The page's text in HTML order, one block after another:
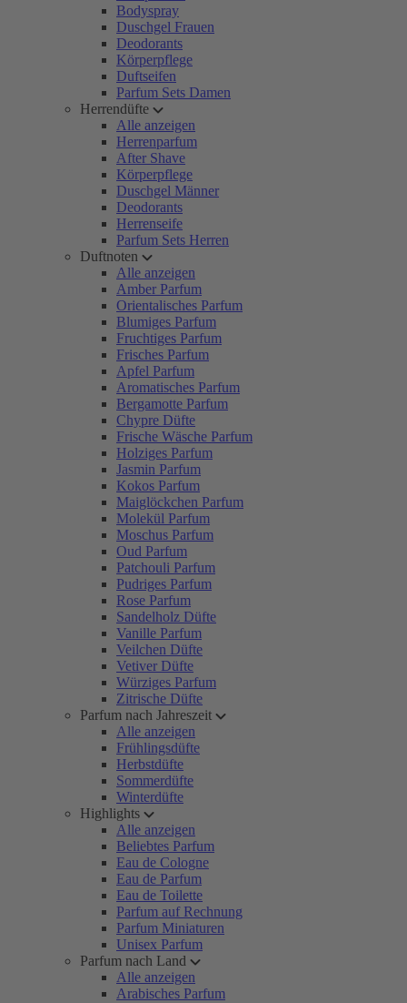
Bodyspray
Duschgel Frauen
Deodorants
Körperpflege
Duftseifen
Parfum Sets Damen
Herrendüfte
Alle anzeigen
Herrenparfum
After Shave
Körperpflege
Duschgel Männer
Deodorants
Herrenseife
Parfum Sets Herren
Duftnoten
Alle anzeigen
Amber Parfum
Orientalisches Parfum
Blumiges Parfum
Fruchtiges Parfum
Frisches Parfum
Apfel Parfum
Aromatisches Parfum
Bergamotte Parfum
Chypre Düfte
Frische Wäsche Parfum
Holziges Parfum
Jasmin Parfum
Kokos Parfum
Maiglöckchen Parfum
Molekül Parfum
Moschus Parfum
Oud Parfum
Patchouli Parfum
Pudriges Parfum
Rose Parfum
Sandelholz Düfte
Vanille Parfum
Veilchen Düfte
Vetiver Düfte
Würziges Parfum
Zitrische Düfte
Parfum nach Jahreszeit
Alle anzeigen
Frühlingsdüfte
Herbstdüfte
Sommerdüfte
Winterdüfte
Highlights
Alle anzeigen
Beliebtes Parfum
Eau de Cologne
Eau de Parfum
Eau de Toilette
Parfum auf Rechnung
Parfum Miniaturen
Unisex Parfum
Parfum nach Land
Alle anzeigen
Arabisches Parfum